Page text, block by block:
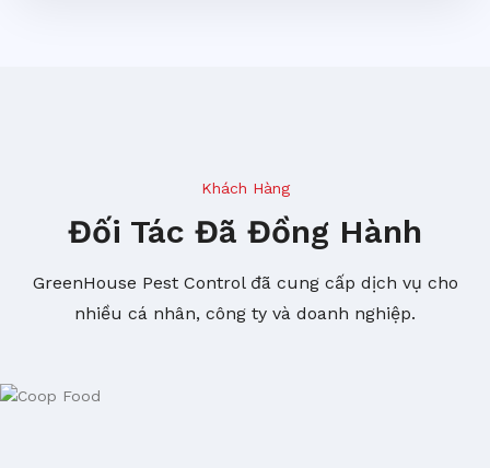
Khách Hàng
Đối Tác Đã Đồng Hành
GreenHouse Pest Control đã cung cấp dịch vụ cho
nhiều cá nhân, công ty và doanh nghiệp.